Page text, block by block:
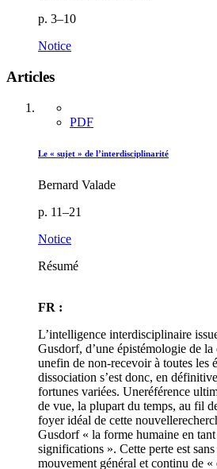
p. 3–10
Notice
Articles
PDF
Le « sujet » de l’interdisciplinarité
Bernard Valade
p. 11–21
Notice
Résumé
FR :
L’intelligence interdisciplinaire
Gusdorf, d’une épistémologie de
unefin de non-recevoir à toutes les
dissociation s’est donc, en
fortunes variées. Uneréférence
de vue, la plupart du temps, au fil
foyer idéal de cette
Gusdorf « la forme humaine en
significations ». Cette perte est
mouvement général et continu de